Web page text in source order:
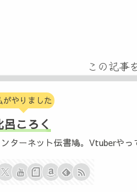
この記事
がやりました
呂ころく
ターネット伝書鳩。Vtuberやっ